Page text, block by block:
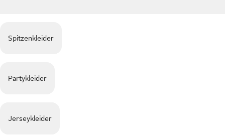
Spitzenkleider
Partykleider
Jerseykleider